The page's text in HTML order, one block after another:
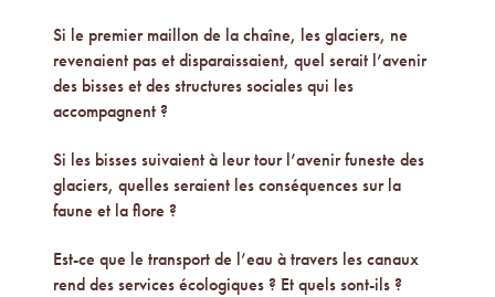
Si le premier maillon de la chaîne, les glaciers, ne
revenaient pas et disparaissaient, quel serait l’avenir
des bisses et des structures sociales qui les
accompagnent ?
Si les bisses suivaient à leur tour l’avenir funeste des
glaciers, quelles seraient les conséquences sur la
faune et la flore ?
Est-ce que le transport de l’eau à travers les canaux
rend des services écologiques ? Et quels sont-ils ?